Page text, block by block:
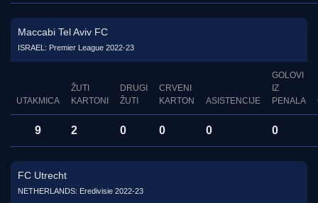
Maccabi Tel Aviv FC
ISRAEL: Premier League 2022-23
UTAKMICA
ŽUTI
KARTONI
DRUGI
ŽUTI
CRVENI
KARTON
ASISTENCIJE
GOLOVI
IZ
PENALA
9 2 0 0 0 0
FC Utrecht
NETHERLANDS: Eredivisie 2022-23